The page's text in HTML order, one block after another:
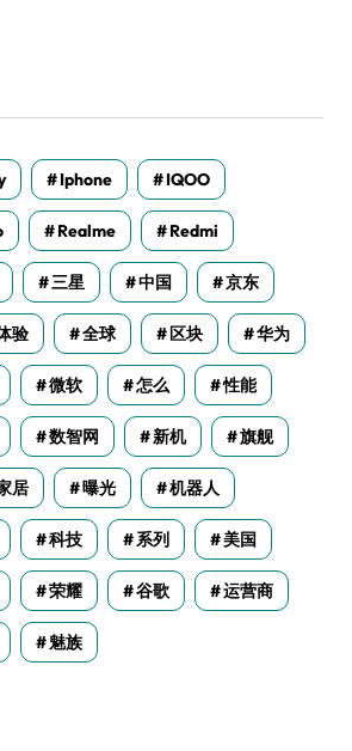
Iphone IQOO
Realme Redmi
三星 中国 京东
验 全球 区块 华为
微软 怎么 性能
数智网 新机 旗舰
居 曝光 机器人
科技 系列 美国
荣耀 谷歌 运营商
魅族